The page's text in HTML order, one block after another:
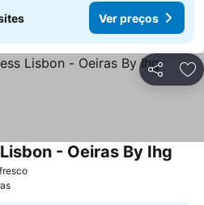
Ver preços
Partilhar
- Oeiras By Ihg